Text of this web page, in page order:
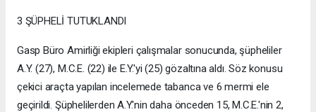
3 ŞÜPHELİ TUTUKLANDI
Gasp Büro Amirliği ekipleri çalışmalar sonucunda, şüpheliler
A.Y. (27), M.C.E. (22) ile E.Y.'yi (25) gözaltına aldı. Söz konusu
çekici araçta yapılan incelemede tabanca ve 6 mermi ele
geçirildi. Şüphelilerden A.Y.'nin daha önceden 15, M.C.E.'nin 2,